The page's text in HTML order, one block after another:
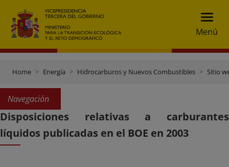
Menú
Home Energía Hidrocarburos y Nuevos Combustibles Sitio
Navegación
Disposiciones relativas a carburantes
líquidos publicadas en el BOE en 2003